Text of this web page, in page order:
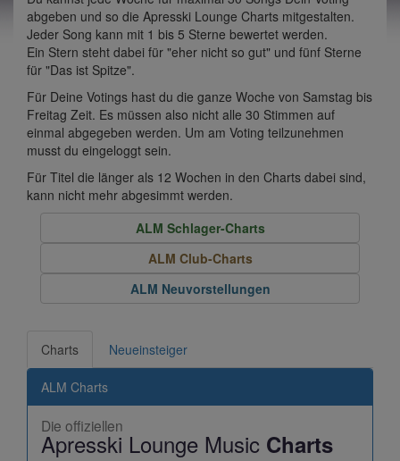
abgeben und so die Apresski Lounge Charts mitgestalten.
Jeder Song kann mit 1 bis 5 Sterne bewertet werden.
Ein Stern steht dabei für "eher nicht so gut" und fünf Sterne
für "Das ist Spitze".
Für Deine Votings hast du die ganze Woche von Samstag bis
Freitag Zeit. Es müssen also nicht alle 30 Stimmen auf
einmal abgegeben werden. Um am Voting teilzunehmen
musst du eingeloggt sein.
Für Titel die länger als 12 Wochen in den Charts dabei sind,
kann nicht mehr abgesimmt werden.
ALM Schlager-Charts
ALM Club-Charts
ALM Neuvorstellungen
Charts Neueinsteiger
ALM Charts
Die offiziellen
Apresski Lounge Music Charts